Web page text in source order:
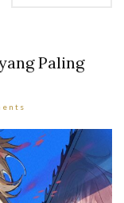
Paling